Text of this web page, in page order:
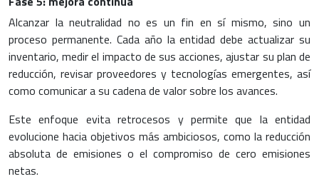
Alcanzar la neutralidad no es un fin en sí mismo, sino un
proceso permanente. Cada año la entidad debe actualizar su
inventario, medir el impacto de sus acciones, ajustar su plan de
reducción, revisar proveedores y tecnologías emergentes, así
como comunicar a su cadena de valor sobre los avances.
Este enfoque evita retrocesos y permite que la entidad
evolucione hacia objetivos más ambiciosos, como la reducción
absoluta de emisiones o el compromiso de cero emisiones
netas.